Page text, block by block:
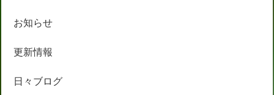
お知らせ
更新情報
日々ブログ